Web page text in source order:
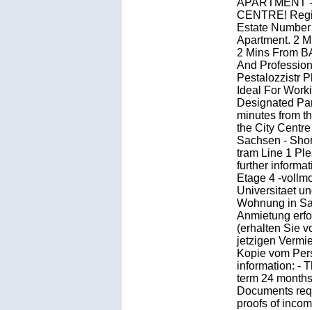
APARTMENT
CENTRE!
Estate
Apartment. 2
2 Mins From
And
Pestalozzistr
Ideal For
Designated
minutes from
the City
Sachsen -
tram Line 1
further
Etage 4 -
Universitaet
Wohnung in
Anmietung
(erhalten Sie
jetzigen
Kopie vom
information: -
term 24
Documents
proofs of